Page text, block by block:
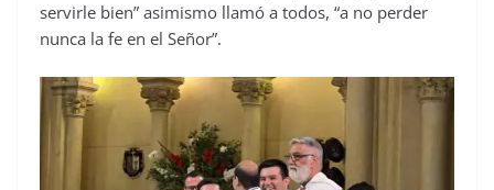
servirle bien” asimismo llamó a todos, “a no perder
nunca la fe en el Señor”.